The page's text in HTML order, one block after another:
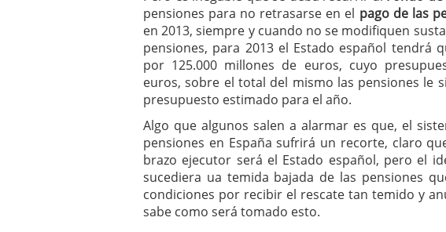
pensiones para no retrasarse en el pago de las
en 2013, siempre y cuando no se modifiquen
pensiones, para 2013 el Estado español tendrá
por 125.000 millones de euros, cuyo
euros, sobre el total del mismo las pensiones le
presupuesto estimado para el año.
Algo que algunos salen a alarmar es que, el
pensiones en España sufrirá un recorte, claro
brazo ejecutor será el Estado español, pero el
sucediera ua temida bajada de las pensiones
condiciones por recibir el rescate tan temido y
sabe como será tomado esto.